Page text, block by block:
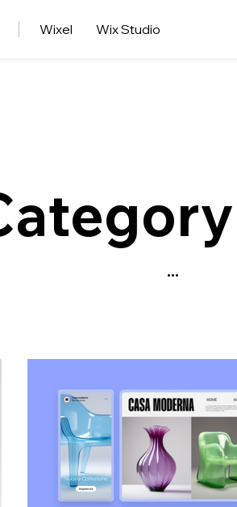
Wixel Wix Studio
...